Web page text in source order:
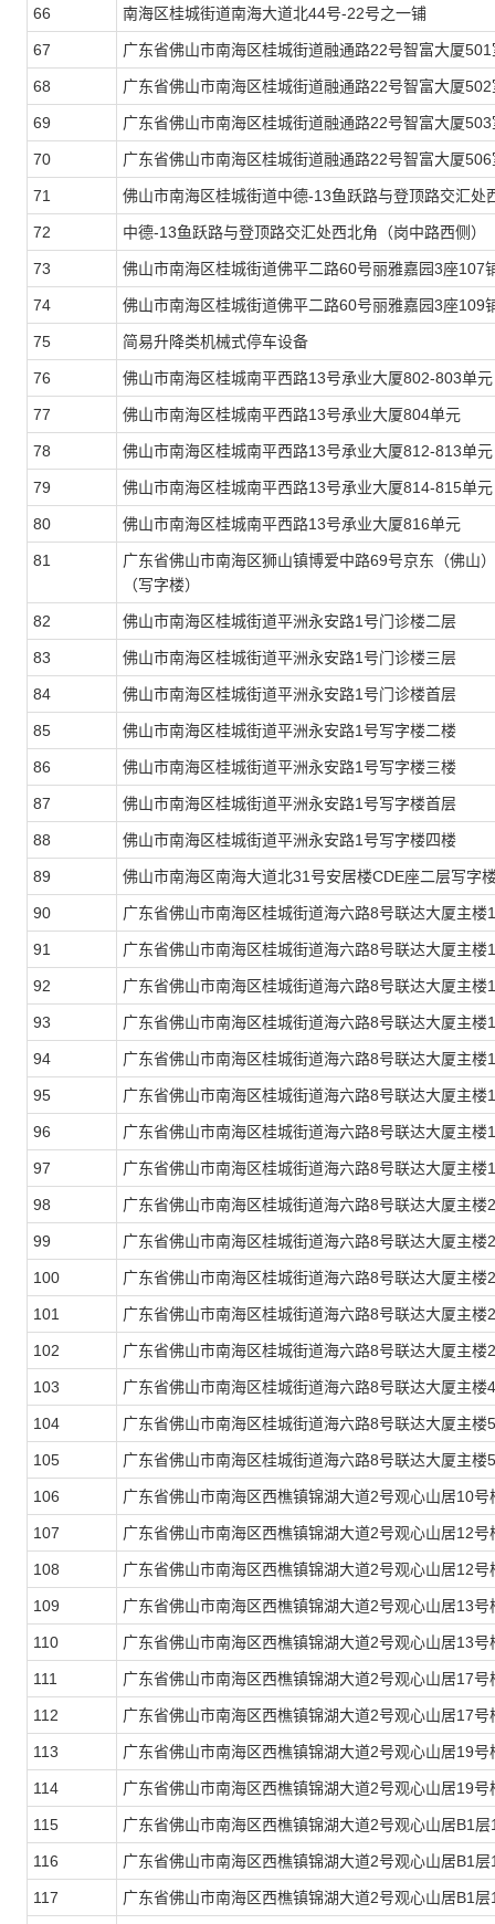
66 南海区桂城街道南海大道北44号-22号之一铺
67 广东省佛山市南海区桂城街道融通路22号智富大厦501
68 广东省佛山市南海区桂城街道融通路22号智富大厦502
69 广东省佛山市南海区桂城街道融通路22号智富大厦503
70 广东省佛山市南海区桂城街道融通路22号智富大厦506
71 佛山市南海区桂城街道中德-13鱼跃路与登顶路交汇处
72 中德-13鱼跃路与登顶路交汇处西北角（岗中路西侧）
73 佛山市南海区桂城街道佛平二路60号丽雅嘉园3座107
74 佛山市南海区桂城街道佛平二路60号丽雅嘉园3座109
75 简易升降类机械式停车设备
76 佛山市南海区桂城南平西路13号承业大厦802-803单元
77 佛山市南海区桂城南平西路13号承业大厦804单元
78 佛山市南海区桂城南平西路13号承业大厦812-813单元
79 佛山市南海区桂城南平西路13号承业大厦814-815单元
80 佛山市南海区桂城南平西路13号承业大厦816单元
81
广东省佛山市南海区狮山镇博爱中路69号京东（佛山
（写字楼）
82 佛山市南海区桂城街道平洲永安路1号门诊楼二层
83 佛山市南海区桂城街道平洲永安路1号门诊楼三层
84 佛山市南海区桂城街道平洲永安路1号门诊楼首层
85 佛山市南海区桂城街道平洲永安路1号写字楼二楼
86 佛山市南海区桂城街道平洲永安路1号写字楼三楼
87 佛山市南海区桂城街道平洲永安路1号写字楼首层
88 佛山市南海区桂城街道平洲永安路1号写字楼四楼
89 佛山市南海区南海大道北31号安居楼CDE座二层写字
90 广东省佛山市南海区桂城街道海六路8号联达大厦主楼
91 广东省佛山市南海区桂城街道海六路8号联达大厦主楼
92 广东省佛山市南海区桂城街道海六路8号联达大厦主楼
93 广东省佛山市南海区桂城街道海六路8号联达大厦主楼
94 广东省佛山市南海区桂城街道海六路8号联达大厦主楼
95 广东省佛山市南海区桂城街道海六路8号联达大厦主楼
96 广东省佛山市南海区桂城街道海六路8号联达大厦主楼
97 广东省佛山市南海区桂城街道海六路8号联达大厦主楼
98 广东省佛山市南海区桂城街道海六路8号联达大厦主楼
99 广东省佛山市南海区桂城街道海六路8号联达大厦主楼
100 广东省佛山市南海区桂城街道海六路8号联达大厦主楼
101 广东省佛山市南海区桂城街道海六路8号联达大厦主楼
102 广东省佛山市南海区桂城街道海六路8号联达大厦主楼
103 广东省佛山市南海区桂城街道海六路8号联达大厦主楼
104 广东省佛山市南海区桂城街道海六路8号联达大厦主楼
105 广东省佛山市南海区桂城街道海六路8号联达大厦主楼
106 广东省佛山市南海区西樵镇锦湖大道2号观心山居10号
107 广东省佛山市南海区西樵镇锦湖大道2号观心山居12号
108 广东省佛山市南海区西樵镇锦湖大道2号观心山居12号
109 广东省佛山市南海区西樵镇锦湖大道2号观心山居13号
110 广东省佛山市南海区西樵镇锦湖大道2号观心山居13号
111 广东省佛山市南海区西樵镇锦湖大道2号观心山居17号
112 广东省佛山市南海区西樵镇锦湖大道2号观心山居17号
113 广东省佛山市南海区西樵镇锦湖大道2号观心山居19号
114 广东省佛山市南海区西樵镇锦湖大道2号观心山居19号
115 广东省佛山市南海区西樵镇锦湖大道2号观心山居B1层
116 广东省佛山市南海区西樵镇锦湖大道2号观心山居B1层
117 广东省佛山市南海区西樵镇锦湖大道2号观心山居B1层